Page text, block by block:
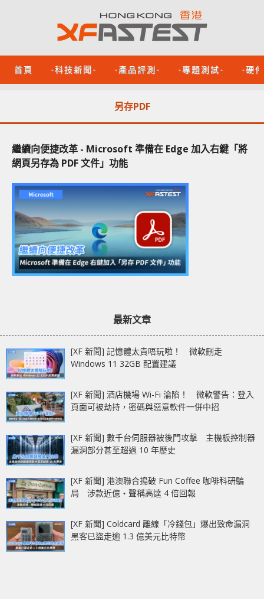
首頁 -科技新聞- -產品評測- -專題測試- -硬
另存PDF
繼續向便捷改革 - Microsoft 準備在 Edge 加入右鍵「將
網頁另存為 PDF 文件」功能
最新文章
[XF 新聞] 記憶體太貴唔玩啦！ 微軟刪走
Windows 11 32GB 配置建議
[XF 新聞] 酒店機場 Wi-Fi 淪陷！ 微軟警告：登入
頁面可被劫持，密碼與惡意軟件一併中招
[XF 新聞] 數千台伺服器被後門攻擊 主機板控制器
漏洞部分甚至超過 10 年歷史
[XF 新聞] 港澳聯合搗破 Fun Coffee 咖啡科研騙
局 涉款近億‧聲稱高達 4 倍回報
[XF 新聞] Coldcard 離線「冷錢包」爆出致命漏洞
黑客已盜走逾 1.3 億美元比特幣